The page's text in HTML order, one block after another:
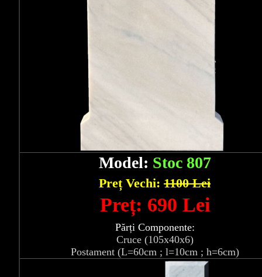
Model: Stoc 807
Preț Vechi: 1100 Lei
Preț: 690 Lei
Părți Componente:
Cruce (105x40x6)
Postament (L=60cm ; l=10cm ; h=6cm)